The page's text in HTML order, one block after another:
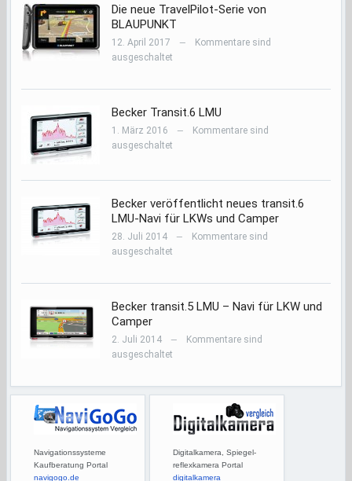
Die neue TravelPilot-Serie von
BLAUPUNKT
12. April 2017 —
Kommentare sind
ausgeschaltet
Becker Transit.6 LMU
1. März 2016 —
Kommentare sind
ausgeschaltet
Becker veröffentlicht neues transit.6
LMU-Navi für LKWs und Camper
28. Juli 2014 —
Kommentare sind
ausgeschaltet
Becker transit.5 LMU – Navi für LKW und
Camper
2. Juli 2014 —
Kommentare sind
ausgeschaltet
Navigationssysteme
Kaufberatung Portal
navigogo.de
Digitalkamera, Spiegel-
reflexkamera Portal
digitalkamera